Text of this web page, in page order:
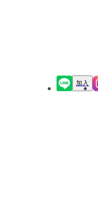
加入